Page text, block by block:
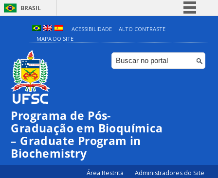
BRASIL
Simplifique!
Comunica BR
Participe
ACESSIBILIDADE
ALTO CONTRASTE
MAPA DO SITE
Programa de Pós-
Graduação em Bioquímica
– Graduate Program in
Biochemistry
Área Restrita Administradores do Site